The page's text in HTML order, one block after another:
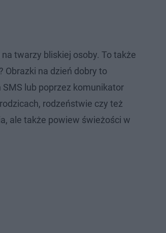
twarzy bliskiej osoby. To także
na dzień dobry to
lub poprzez komunikator
rodzeństwie czy też
ale także powiew świeżości w